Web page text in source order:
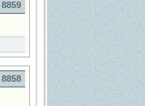
8859
8858